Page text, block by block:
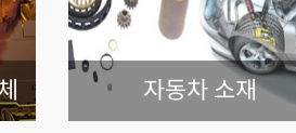
자동차 소재